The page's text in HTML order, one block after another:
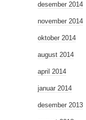
desember 2014
november 2014
oktober 2014
august 2014
april 2014
januar 2014
desember 2013